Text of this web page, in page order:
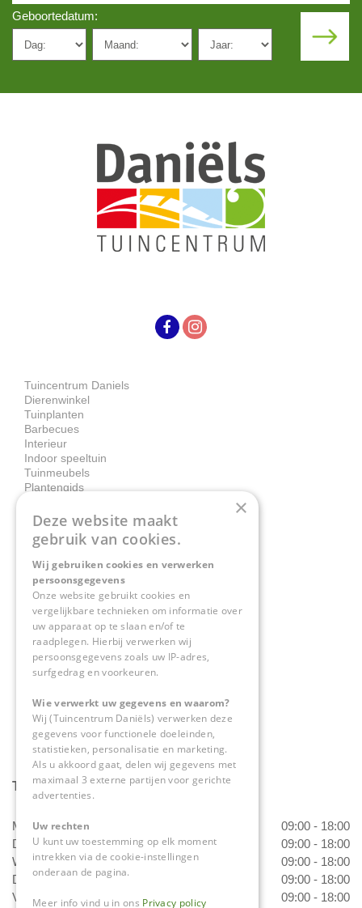
Geboortedatum:
Tuincentrum Daniels
Dierenwinkel
Tuinplanten
Barbecues
Interieur
Indoor speeltuin
Tuinmeubels
Plantengids
Contact
Tuincentrum Daniëls
Herkenbosserweg 4
6063 NL Vlodrop
0475-534298
info@tuincentrumdaniels.nl
Tuincentrum Daniëls
Maandag
09:00 - 18:00
Dinsdag
09:00 - 18:00
Woensdag
09:00 - 18:00
Donderdag
09:00 - 18:00
Vrijdag
09:00 - 18:00
×
Deze website maakt
gebruik van cookies.
Wij gebruiken cookies en verwerken
persoonsgegevens
Onze website gebruikt cookies en
vergelijkbare technieken om informatie over
uw apparaat op te slaan en/of te
raadplegen. Hierbij verwerken wij
persoonsgegevens zoals uw IP-adres,
surfgedrag en voorkeuren.
Wie verwerkt uw gegevens en waarom?
Wij (Tuincentrum Daniëls) verwerken deze
gegevens voor functionele doeleinden,
statistieken, personalisatie en marketing.
Als u akkoord gaat, delen wij gegevens met
maximaal 3 externe partijen voor gerichte
advertenties.
Uw rechten
U kunt uw toestemming op elk moment
intrekken via de cookie-instellingen
onderaan de pagina.
Meer info vind u in ons Privacy policy